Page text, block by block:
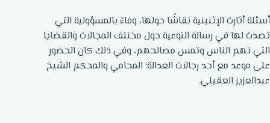
أسئلة أثارت الإثنينية نقاشًا حولها، وفاءً بالمسؤولية التي
تصدت لها في رسالة التوعية حول مختلف المجالات والقضايا
التي تهم الناس وتمس مصالحهم، وفي ذلك كان الحضور
على موعد مع أحد رجالات العدالة؛ المحامي والمحكم الشيخ
عبدالعزيز العقيلي.